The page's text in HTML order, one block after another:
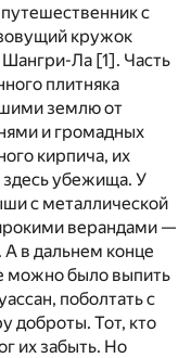
с
кружок
Шангри-Ла [1]. Часть
плитняка
землю от
и громад­ных
кирпича, их
убежища. У
с металлической
верандами —
в дальнем конце
можно было выпить
поболтать с
доброты. Тот, кто
их забыть. Но